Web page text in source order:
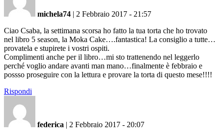
michela74 | 2 Febbraio 2017 - 21:57
Ciao Csaba, la settimana scorsa ho fatto la tua torta che ho trovato
nel libro 5 season, la Moka Cake….fantastica! La consiglio a tutte…
provatela e stupirete i vostri ospiti.
Complimenti anche per il libro…mi sto trattenendo nel leggerlo
perché voglio andare avanti man mano…finalmente è febbraio e
possso proseguire con la lettura e provare la torta di questo mese!!!!
Rispondi
federica | 2 Febbraio 2017 - 20:07